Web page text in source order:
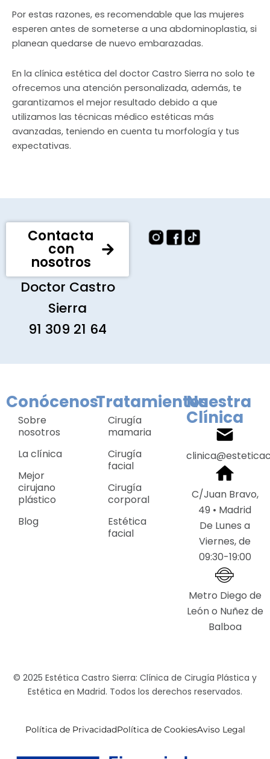
Por estas razones, es recomendable que las mujeres
esperen antes de someterse a una abdominoplastia, si
planean quedarse de nuevo embarazadas.
En la clínica estética del doctor Castro Sierra no solo te
ofrecemos una atención personalizada, además, te
garantizamos el mejor resultado debido a que
utilizamos las técnicas médico estéticas más
avanzadas, teniendo en cuenta tu morfología y tus
expectativas.
Contacta
con
nosotros
Doctor Castro
Sierra
91 309 21 64
Conócenos
Sobre
nosotros
La clínica
Mejor
cirujano
plástico
Blog
Tratamientos
Cirugía
mamaria
Cirugía
facial
Cirugía
corporal
Estética
facial
Nuestra
Clínica
C/Juan Bravo,
49 • Madrid
De Lunes a
Viernes, de
09:30-19:00
Metro Diego de
León o Nuñez de
Balboa
© 2025 Estética Castro Sierra: Clínica de Cirugía Plástica y
Estética en Madrid. Todos los derechos reservados.
Política de PrivacidadPolítica de CookiesAviso Legal